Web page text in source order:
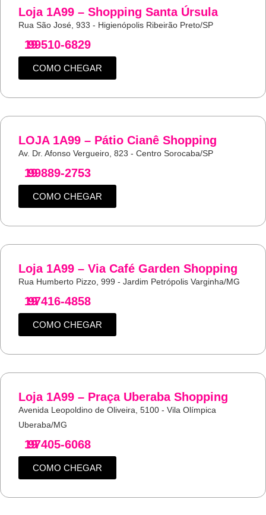
Loja 1A99 – Shopping Santa Úrsula
Rua São José, 933 - Higienópolis Ribeirão Preto/SP
19
99510-6829
COMO CHEGAR
LOJA 1A99 – Pátio Cianê Shopping
Av. Dr. Afonso Vergueiro, 823 - Centro Sorocaba/SP
19
99889-2753
COMO CHEGAR
Loja 1A99 – Via Café Garden Shopping
Rua Humberto Pizzo, 999 - Jardim Petrópolis Varginha/MG
19
97416-4858
COMO CHEGAR
Loja 1A99 – Praça Uberaba Shopping
Avenida Leopoldino de Oliveira, 5100 - Vila Olímpica
Uberaba/MG
19
97405-6068
COMO CHEGAR